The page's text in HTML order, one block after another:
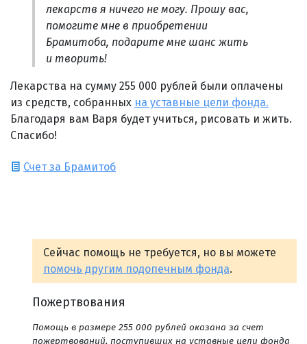
лекарств я ничего не могу. Прошу вас,
помогите мне в приобретении
Брамитоба, подарите мне шанс жить
и творить!
Лекарства на сумму 255 000 рублей были оплачены
из средств, собранных на уставные цели фонда.
Благодаря вам Варя будет учиться, рисовать и жить.
Спасибо!
Счет за Брамитоб
Сейчас помощь не требуется, но вы можете
помочь другим подопечным фонда.
Пожертвования
Помощь в размере 255 000 рублей оказана за счет
пожертвований, поступивших на уставные цели фонда